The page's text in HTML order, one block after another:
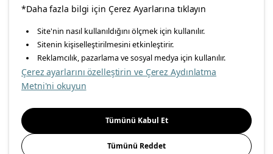
facebooktwitterinstagrampinterestyoutube
linkedin
Enerji Politikası Bilgi Güvenliği Politikası
Gıda Güvenliği Politikası
Önemli Bilgilendirme İnternet Sitesi Gizlilik Politikası
Konumunuzu Seçin
İnternetten vereceğiniz siparişlerinizde size özel hizmet ve
içerikleri görebilmek için lütfen konumuzu seçin.
İl seçiniz
Seçiniz
*Daha fazla bilgi için Çerez Ayarlarına tıklayın
Site'nin nasıl kullanıldığını ölçmek için kullanılır.
Sitenin kişiselleştirilmesini etkinleştirir.
Reklamcılık, pazarlama ve sosyal medya için kullanılır.
Çerez ayarlarını özelleştirin ve Çerez Aydınlatma
Metni'ni okuyun
Tümünü Kabul Et
Tümünü Reddet